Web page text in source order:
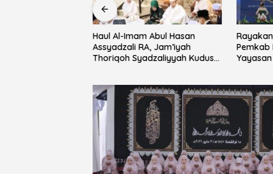
Haul Al-Imam Abul Hasan
Assyadzali RA, Jam’iyah
Thoriqoh Syadzaliyyah Kudus
Pemkab